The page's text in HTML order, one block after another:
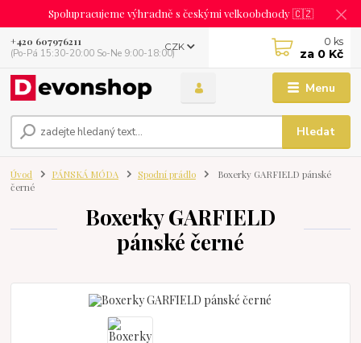
Spolupracujeme výhradně s českými velkoobchody 🇨🇿
Menu
CZK
Hledat
+420 607976211
(Po-Pá 15:30-20:00 So-Ne 9:00-18:00)
0 ks
za 0 Kč
Úvod PÁNSKÁ MÓDA Spodní prádlo
Boxerky GARFIELD pánské
černé
Boxerky GARFIELD
pánské černé